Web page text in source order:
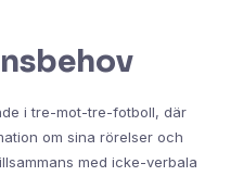
i tre-mot-tre-fotboll, där
om sina rörelser och
med icke-verbala